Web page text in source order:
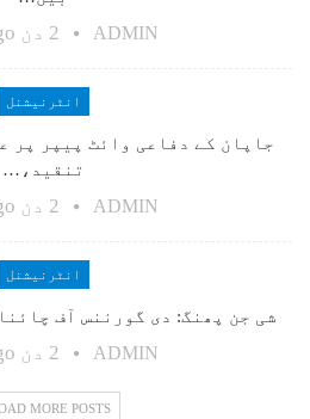
ADMIN 2 دن ago
انٹرنیشنل
جاپان کے دفاعی وائٹ پیپر پر
تنقید،…
ADMIN 2 دن ago
انٹرنیشنل
شی جن پھنگ: دی گورننس آف
ADMIN 2 دن ago
MORE POSTS